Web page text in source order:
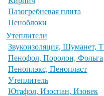
Пазогребневая плита
Пеноблоки
Утеплители
Звукоизоляция, Шуманет,
Пенофол, Поролон, Фольга
Пеноплэкс, Пенопласт
Утеплитель
Ютафол, Изоспан, Изовек